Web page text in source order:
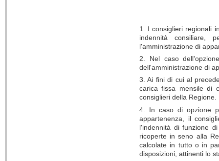
1. I consiglieri regionali
indennità consiliare,
l'amministrazione di
2. Nel caso
dell'amministrazione di
3. Ai fini di cui al
carica fissa mensile di
consiglieri della Regione.
4. In caso di opzione
appartenenza, il
l'indennità di funzione
ricoperte in seno alla
calcolate in tutto o in
disposizioni, attinenti lo